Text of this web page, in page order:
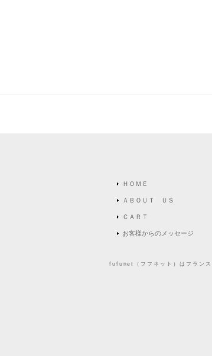
ＨＯＭＥ
ＡＢＯＵＴ ＵＳ
ＣＡＲＴ
お客様からのメッセージ
fufunet（フフネット）はフランス